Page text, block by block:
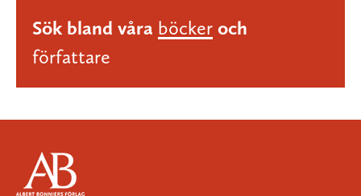
Sök bland våra böcker och
författare